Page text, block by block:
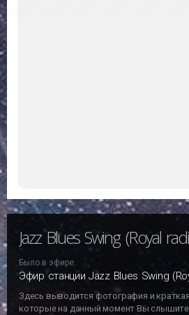
Jazz Blues Swing (Royal
Было в эфире:
Эфир станции Jazz Blues Swing
Здесь выводится фотография и
которые на данный момент Вы